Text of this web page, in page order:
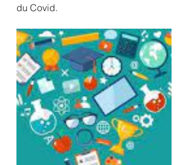
du Covid.